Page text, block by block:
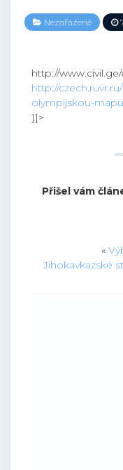
Nezařazené
http://
http://
olympijskou-
]]>
Přišel vám
«
Jihokavkazské